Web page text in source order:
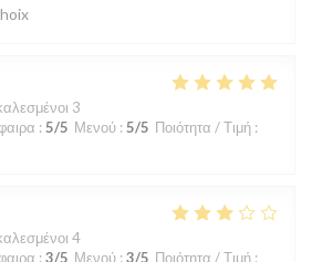
3
: 5/5 Μενού : 5/5 Ποιότητα / Τιμή :
4
: 3/5 Μενού : 3/5 Ποιότητα / Τιμή :